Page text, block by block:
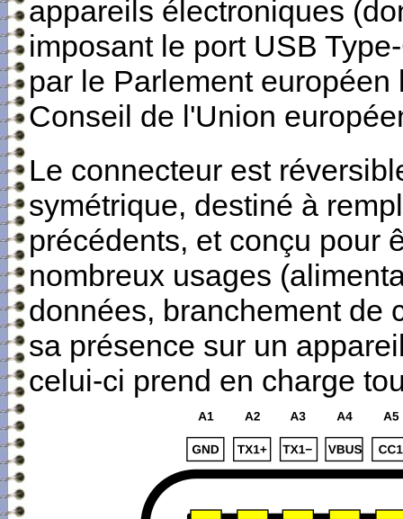
appareils électroniques
imposant le port USB
par le Parlement européen
Conseil de l'Union
Le connecteur est
symétrique, destiné à
précédents, et conçu pour
nombreux usages
données, branchement de
sa présence sur un
celui-ci prend en charge